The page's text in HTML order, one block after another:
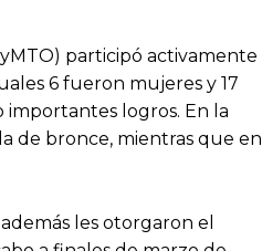
participó activamente
6 fueron mujeres y 17
importantes logros. En la
de bronce, mientras que en
les otorgaron el